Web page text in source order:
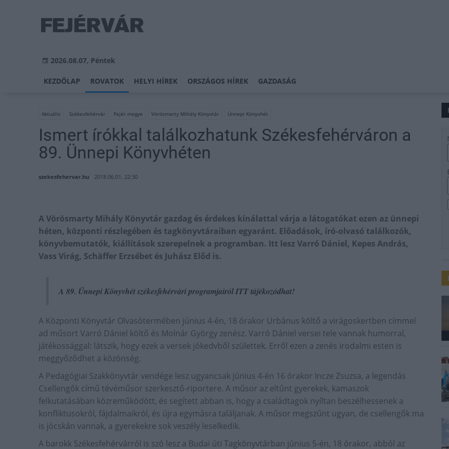
2026.08.07, Péntek
KEZDŐLAP ROVATOK HELYI HÍREK ORSZÁGOS HÍREK GAZDASÁG
Aktuális Székesfehérvár Fejér megye Vörösmarty Mihály Könyvtár Ünnepi Könyvhét
Ismert írókkal találkozhatunk Székesfehérváron a
89. Ünnepi Könyvhéten
szekesfehervar.hu 2018.06.01. 22:30
A Vörösmarty Mihály Könyvtár gazdag és érdekes kínálattal várja a látogatókat ezen az ünnepi
héten, központi részlegében és tagkönyvtáraiban egyaránt. Előadások, író-olvasó találkozók,
könyvbemutatók, kiállítások szerepelnek a programban. Itt lesz Varró Dániel, Kepes András,
Vass Virág, Schäffer Erzsébet és Juhász Előd is.
A 89. Ünnepi Könyvhét székesfehérvári programjairól ITT tájékozódhat!
A Központi Könyvtár Olvasótermében június 4-én, 18 órakor Urbánus költő a virágoskertben címmel
ad műsort Varró Dániel költő és Molnár György zenész. Varró Dániel versei tele vannak humorral,
játékossággal: látszik, hogy ezek a versek jókedvből születtek. Erről ezen a zenés irodalmi esten is
meggyőződhet a közönség.
A Pedagógiai Szakkönyvtár vendége lesz ugyancsak június 4-én 16 órakor Incze Zsuzsa, a legendás
Csellengők című tévéműsor szerkesztő-riportere. A műsor az eltűnt gyerekek, kamaszok
felkutatásában közreműködött, és segített abban is, hogy a családtagok nyíltan beszélhessenek a
konfliktusokról, fájdalmaikról, és újra egymásra találjanak. A műsor megszűnt ugyan, de csellengők ma
is jócskán vannak, a gyerekekre sok veszély leselkedik.
A barokk Székesfehérvárról is szó lesz a Budai úti Tagkönyvtárban június 5-én, 18 órakor, abból az